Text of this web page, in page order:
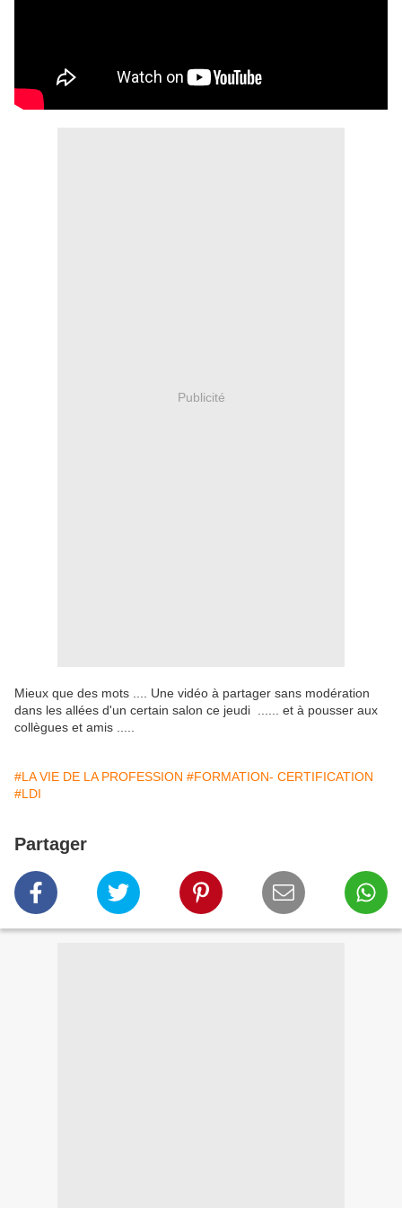
Publicité
Mieux que des mots .... Une vidéo à partager sans modération
dans les allées d'un certain salon ce jeudi ...... et à pousser aux
collègues et amis .....
#LA VIE DE LA PROFESSION #FORMATION- CERTIFICATION
#LDI
Partager